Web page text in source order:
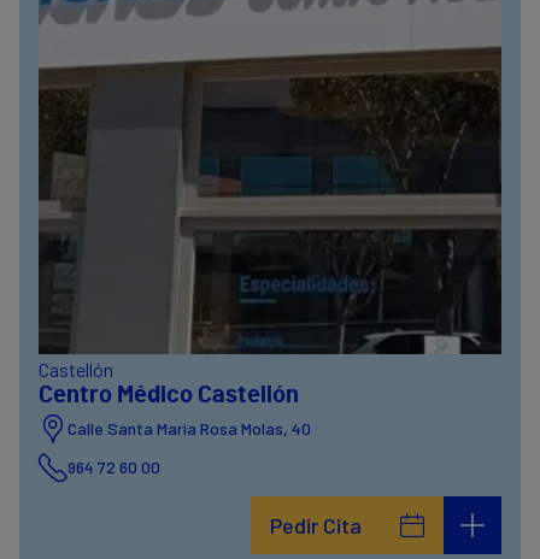
Castellón
Centro Médico Castellón
Calle Santa Maria Rosa Molas, 40
964 72 60 00
Pedir Cita